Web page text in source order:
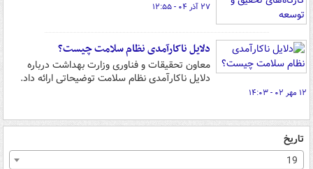
۲۷ آذر ۰۴ - ۱۲:۵۵
دلایل ناکارآمدی نظام سلامت چیست؟
معاون تحقیقات و فناوری وزارت بهداشت درباره
دلایل ناکارآمدی نظام سلامت توضیحاتی ارائه داد.
۱۲ مهر ۰۲ - ۱۴:۰۳
تاریخ
19